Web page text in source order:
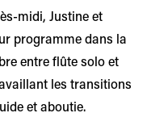
midi, Justine et
programme dans la
entre flûte solo et
les transitions
et aboutie.